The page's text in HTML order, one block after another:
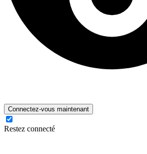
Connectez-vous maintenant
Restez connecté